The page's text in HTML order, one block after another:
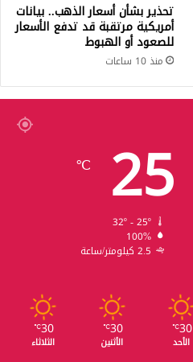
تحذير بشأن أسعار الذهب.. بيانات
أمريكية مرتقبة قد تدفع الأسعار
للصعود أو الهبوط
منذ 10 ساعات
25
℃
32º - 25º
100%
2.5 كيلومتر/ساعة
30
℃
الأحد
30
℃
الأثنين
30
℃
الثلاثاء